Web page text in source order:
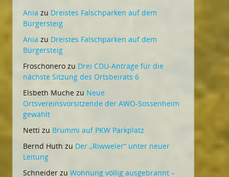
Ania zu Dreistes Falschparken auf dem
Bürgersteig
Ania zu Dreistes Falschparken auf dem
Bürgersteig
Froschonero zu Drei CDU-Anträge für die
nächste Sitzung des Ortsbeirats 6
Elsbeth Muche zu Neue
Ortsvereinsvorsitzende der AWO-Sossenheim
gewählt
Netti zu Brummi auf PKW Parkplatz
Bernd Huth zu Der „Riwweler“ unter neuer
Leitung
Schneider zu Wohnung völlig ausgebrannt –